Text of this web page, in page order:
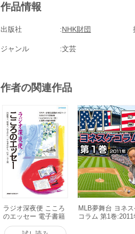
作品情報
出版社 NHK財団
ジャンル 文芸
作者の関連作品
ラジオ深夜便 こころ
のエッセー 電子書籍
MLB夢舞台 ヨネス
コラム 第1巻:2011